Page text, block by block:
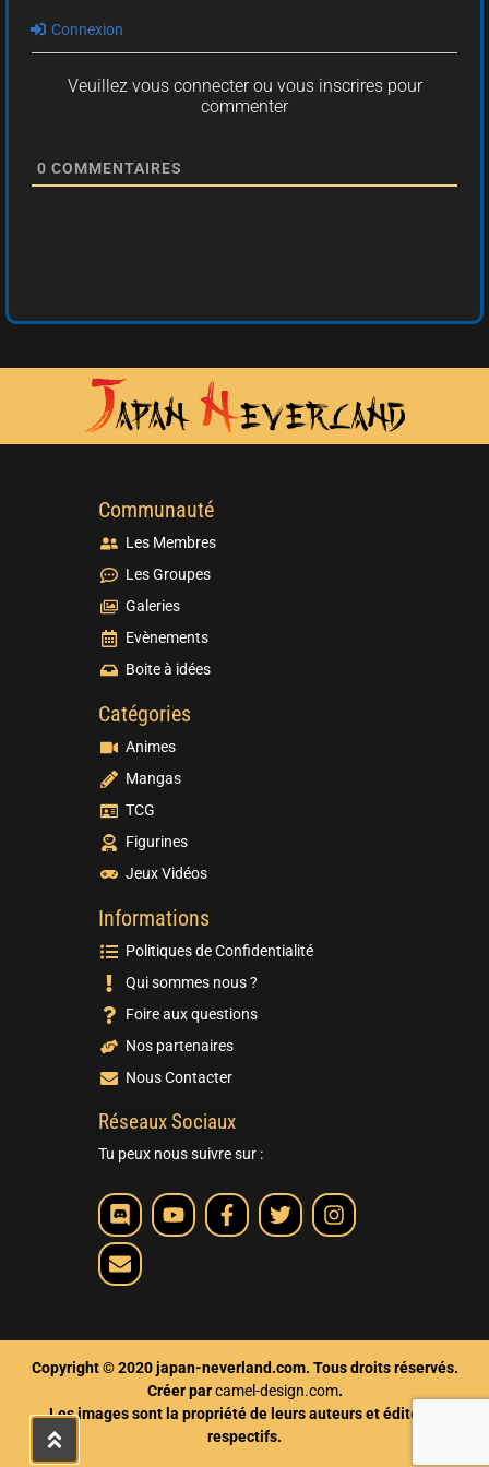
Connexion
Veuillez vous connecter ou vous inscrires pour
commenter
0 COMMENTAIRES
Communauté
Les Membres
Les Groupes
Galeries
Evènements
Boite à idées
Catégories
Animes
Mangas
TCG
Figurines
Jeux Vidéos
Informations
Politiques de Confidentialité
Qui sommes nous ?
Foire aux questions
Nos partenaires
Nous Contacter
Réseaux Sociaux
Tu peux nous suivre sur :
Copyright © 2020 japan-neverland.com. Tous droits réservés.
Créer parcamel-design.com.
Les images sont la propriété de leurs auteurs et éditeurs
respectifs.